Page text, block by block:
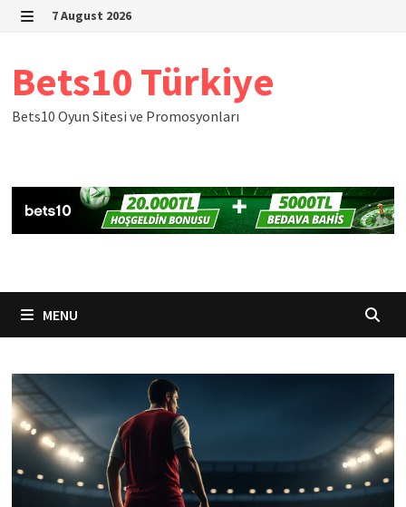
Skip
7 August 2026
Bets10 Türkiye
Bets10 Oyun Sitesi ve Promosyonları
MENU